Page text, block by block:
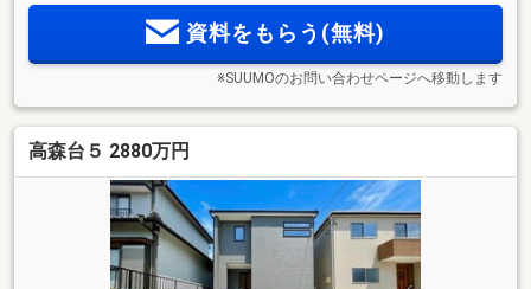
資料をもらう(無料)
※SUUMOのお問い合わせページへ移動します
高森台５ 2880万円